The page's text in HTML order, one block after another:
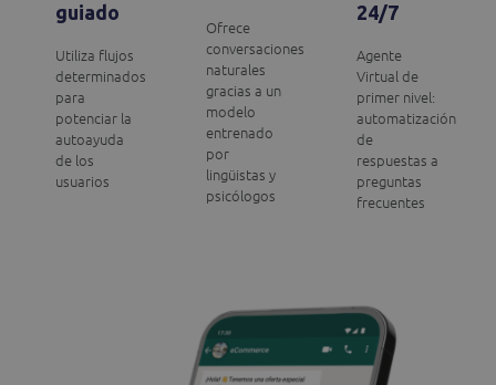
guiado
Utiliza flujos
determinados
para
potenciar la
autoayuda
de los
usuarios​
Ofrece
conversaciones
naturales
gracias a un
modelo
entrenado
por
lingüistas y
psicólogos
24/7
Agente
Virtual de
primer nivel:
automatización
de
respuestas a
preguntas
frecuentes​